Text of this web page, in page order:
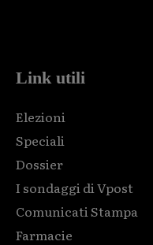
Link utili
Elezioni
Speciali
Dossier
I sondaggi di Vpost
Comunicati Stampa
Farmacie